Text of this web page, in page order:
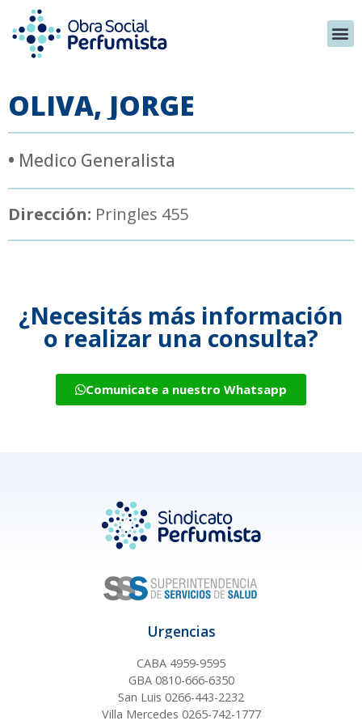
OLIVA, JORGE
• Medico Generalista
Dirección: Pringles 455
¿Necesitás más información
o realizar una consulta?
Comunicate a nuestro Whatsapp
Urgencias
CABA 4959-9595
GBA 0810-666-6350
San Luis 0266-443-2232
Villa Mercedes 0265-742-1777